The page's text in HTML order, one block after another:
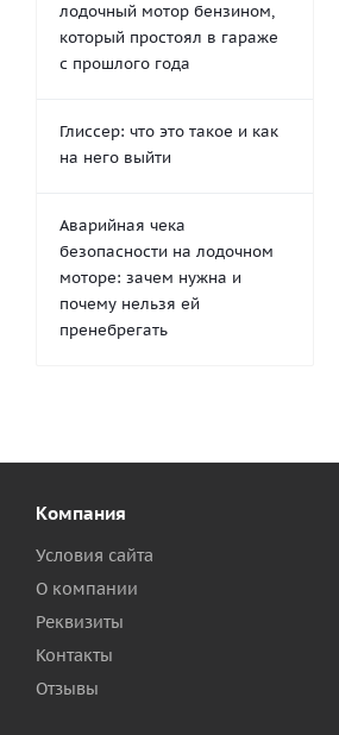
лодочный мотор бензином,
который простоял в гараже
с прошлого года
Глиссер: что это такое и как
на него выйти
Аварийная чека
безопасности на лодочном
моторе: зачем нужна и
почему нельзя ей
пренебрегать
Компания
Условия сайта
О компании
Реквизиты
Контакты
Отзывы